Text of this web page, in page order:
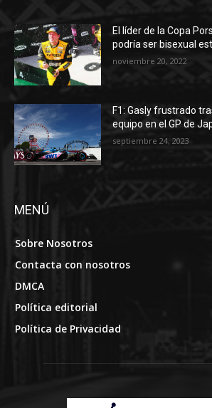
El líder de la Copa
podría ser bisexual
noviembre 20, 2022
F1: Gasly frustrado
equipo en el GP de
septiembre 24, 2023
MENÚ
Sobre Nosotros
Contacta con nosotros
DMCA
Política editorial
Política de Privacidad